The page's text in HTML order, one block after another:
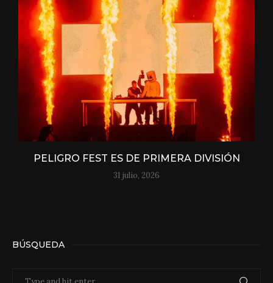
PELIGRO FEST ES DE PRIMERA DIVISIÓN
31 julio, 2026
BÚSQUEDA